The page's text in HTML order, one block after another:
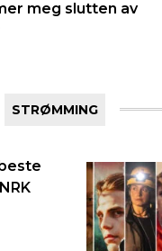
meg slutten av
STRØMMING